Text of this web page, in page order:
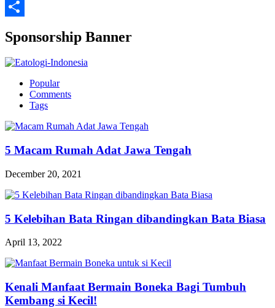
Tumblr
Sponsorship Banner
Popular
Comments
Tags
5 Macam Rumah Adat Jawa Tengah
December 20, 2021
5 Kelebihan Bata Ringan dibandingkan Bata Biasa
April 13, 2022
Kenali Manfaat Bermain Boneka Bagi Tumbuh
Kembang si Kecil!